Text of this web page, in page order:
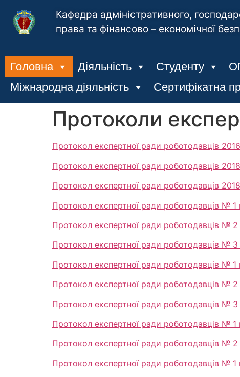
Кафедра адміністративного,
права та фінансово – економічної
Головна Діяльність Студенту
Міжнародна діяльність
Сертифікатна
Протоколи
Протокол експертної ради роботодавців 2016
Протокол експертної ради роботодавців 2018
Протокол експертної ради роботодавців 2018
Протокол експертної ради роботодавців № 1
Протокол експертної ради роботодавців №
Протокол експертної ради роботодавців №
Протокол експертної ради роботодавців № 1
Протокол експертної ради роботодавців №
Протокол експертної ради роботодавців №
Протокол експертної ради роботодавців № 1
Протокол експертної ради роботодавців №
Протокол експертної ради роботодавців №